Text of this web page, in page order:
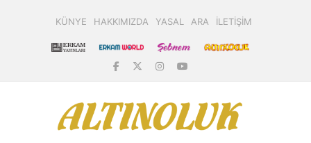
KÜNYE HAKKIMIZDA YASAL ARA İLETİŞİM